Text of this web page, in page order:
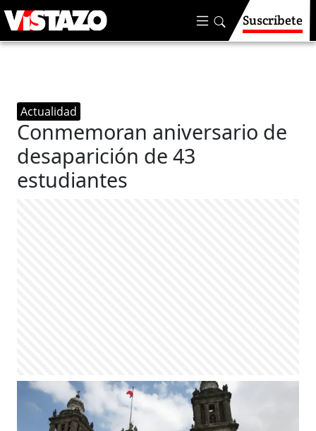
Suscríbete
Actualidad
Conmemoran aniversario de
desaparición de 43
estudiantes